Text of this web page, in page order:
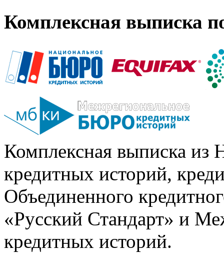
Комплексная выписка
Комплексная выписка из
кредитных историй,
Объединенного
«Русский Стандарт» и
кредитных историй.